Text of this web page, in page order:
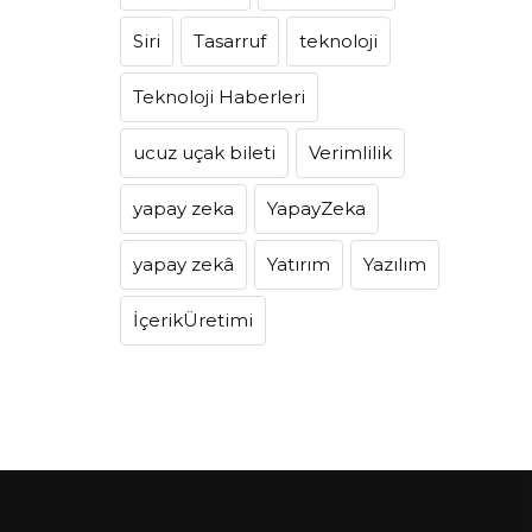
Siri Tasarruf teknoloji
Teknoloji Haberleri
ucuz uçak bileti Verimlilik
yapay zeka YapayZeka
yapay zekâ Yatırım Yazılım
İçerikÜretimi